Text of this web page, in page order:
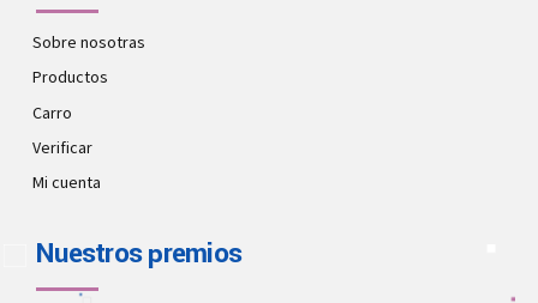
Sobre nosotras
Productos
Carro
Verificar
Mi cuenta
Nuestros premios